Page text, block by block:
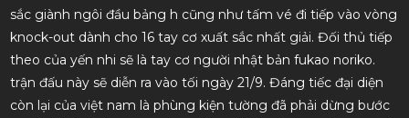
sắc giành ngôi đầu bảng h cũng như tấm vé đi tiếp vào vòng
knock-out dành cho 16 tay cơ xuất sắc nhất giải. Đối thủ tiếp
theo của yến nhi sẽ là tay cơ người nhật bản fukao noriko.
trận đấu này sẽ diễn ra vào tối ngày 21/9. Đáng tiếc đại diện
còn lại của việt nam là phùng kiện tường đã phải dừng bước